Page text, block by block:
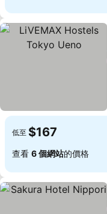
低至 $167
查看 6 個網站的價格